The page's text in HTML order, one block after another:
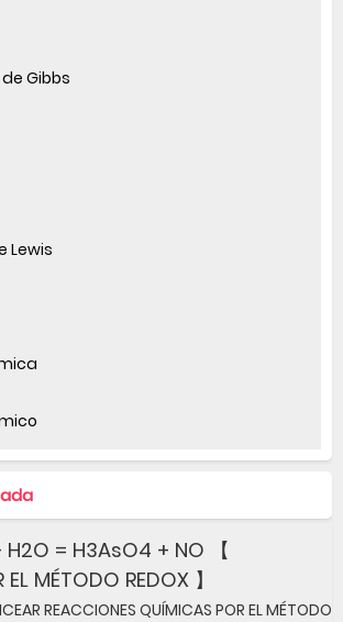
Gibbs
Lewis
= H3AsO4 + NO 【
MÉTODO REDOX 】
REACCIONES QUÍMICAS POR EL MÉTODO